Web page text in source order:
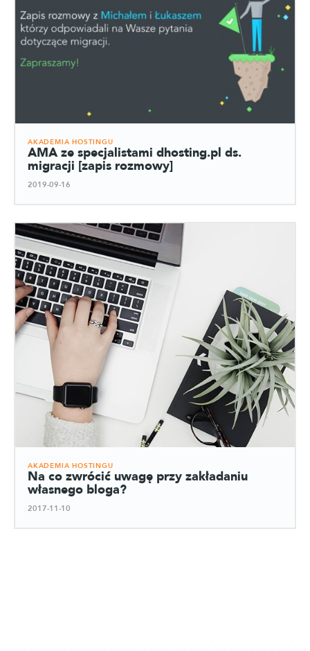
AKADEMIA HOSTINGU
AMA ze specjalistami dhosting.pl ds.
migracji [zapis rozmowy]
2019-09-16
AKADEMIA HOSTINGU
Na co zwrócić uwagę przy zakładaniu
własnego bloga?
2017-11-10